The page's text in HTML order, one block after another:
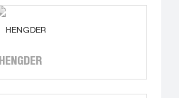
HENGDER